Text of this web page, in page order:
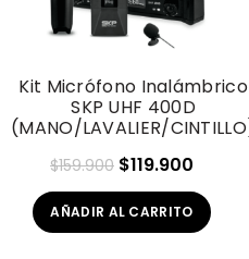
Kit Micrófono Inalámbrico
SKP UHF 400D
(MANO/LAVALIER/
$159.900 El
precio
original
$119.900
precio
actual
AÑADIR AL CARRITO